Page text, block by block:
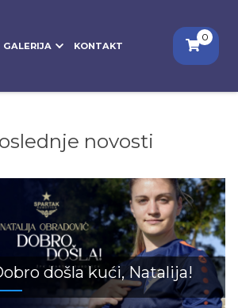
GALERIJA KONTAKT
0
novosti
došla kući, Natalija!